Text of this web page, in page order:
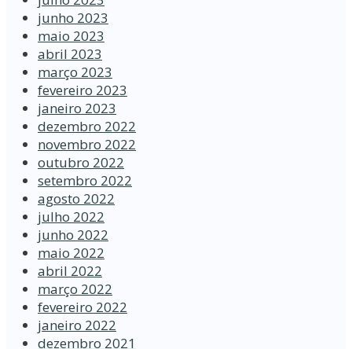
junho 2023
maio 2023
abril 2023
março 2023
fevereiro 2023
janeiro 2023
dezembro 2022
novembro 2022
outubro 2022
setembro 2022
agosto 2022
julho 2022
junho 2022
maio 2022
abril 2022
março 2022
fevereiro 2022
janeiro 2022
dezembro 2021